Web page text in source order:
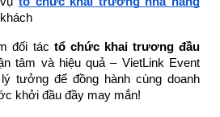
đối tác tổ chức khai trương đầu
tâm và hiệu quả – VietLink Event
tưởng để đồng hành cùng doanh
khởi đầu đầy may mắn!